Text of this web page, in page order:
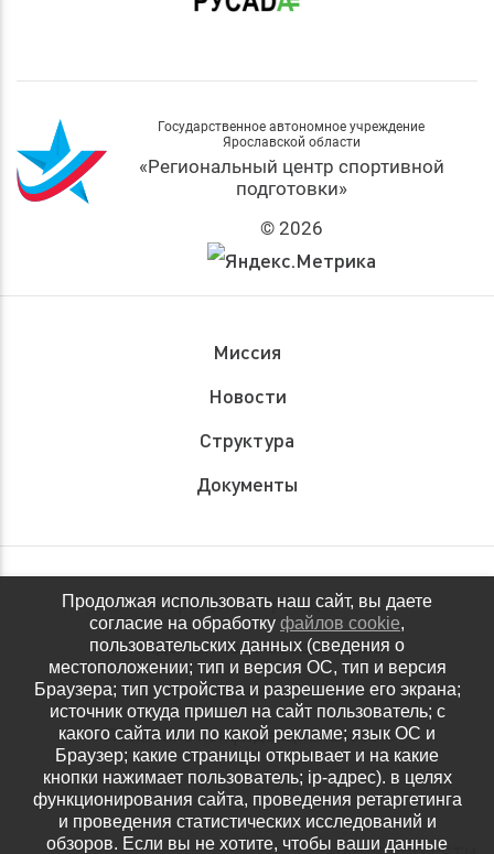
Государственное автономное учреждение
Ярославской области
«Региональный центр спортивной
подготовки»
© 2026
Миссия
Новости
Структура
Документы
Обращения граждан
Антидопинговое обеспечение
Контакты
Политика конфиденциальности
Продолжая использовать наш сайт, вы даете
согласие на обработку файлов cookie,
пользовательских данных (сведения о
местоположении; тип и версия ОС, тип и версия
Браузера; тип устройства и разрешение его экрана;
источник откуда пришел на сайт пользователь; с
какого сайта или по какой рекламе; язык ОС и
Браузер; какие страницы открывает и на какие
кнопки нажимает пользователь; ip-адрес). в целях
функционирования сайта, проведения ретаргетинга
и проведения статистических исследований и
обзоров. Если вы не хотите, чтобы ваши данные